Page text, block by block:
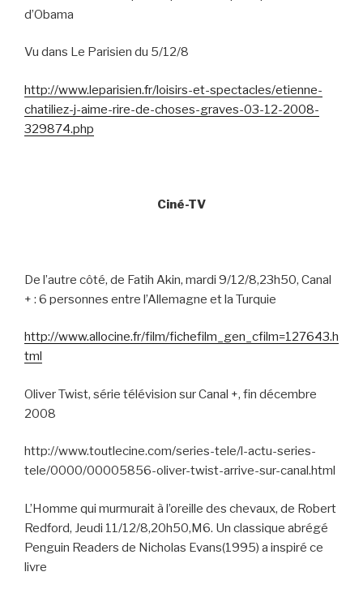
d’Obama
Vu dans Le Parisien du 5/12/8
http://www.leparisien.fr/loisirs-et-spectacles/etienne-
chatiliez-j-aime-rire-de-choses-graves-03-12-2008-
329874.php
Ciné-TV
De l’autre côté, de Fatih Akin, mardi 9/12/8,23h50, Canal
+ : 6 personnes entre l’Allemagne et la Turquie
http://www.allocine.fr/film/fichefilm_gen_cfilm=127643.h
tml
Oliver Twist, série télévision sur Canal +, fin décembre
2008
http://www.toutlecine.com/series-tele/l-actu-series-
tele/0000/00005856-oliver-twist-arrive-sur-canal.html
L’Homme qui murmurait à l’oreille des chevaux, de Robert
Redford, Jeudi 11/12/8,20h50,M6. Un classique abrégé
Penguin Readers de Nicholas Evans(1995) a inspiré ce
livre